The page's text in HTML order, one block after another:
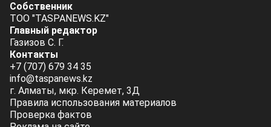
Собственник
ТОО "TASPANEWS.KZ"
Главный редактор
Газизов С. Г.
Контакты
+7 (707) 679 34 35
info@taspanews.kz
г. Алматы, мкр. Керемет, 3Д
Правила использования материалов
Проверка фактов